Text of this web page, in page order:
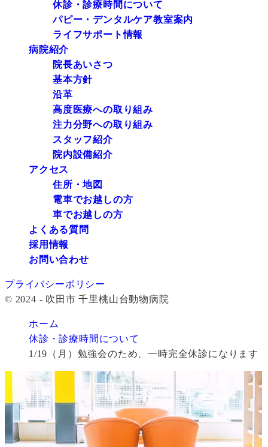
休診・診療時間について
パピー・デンタルケア教室案内
ライフサポート情報
病院紹介
院長あいさつ
基本方針
沿革
高度医療への取り組み
注力分野への取り組み
スタッフ紹介
院内設備紹介
アクセス
住所・地図
電車でお越しの方
車でお越しの方
よくある質問
採用情報
お問い合わせ
プライバシーポリシー
© 2024 - 吹田市 千里桃山台動物病院
ホーム
休診・診療時間について
1/19（月）勉強会のため、一時完全休診になります